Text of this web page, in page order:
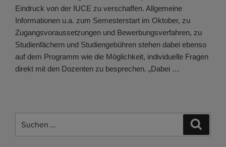
Eindruck von der IUCE zu verschaffen. Allgemeine
Informationen u.a. zum Semesterstart im Oktober, zu
Zugangsvoraussetzungen und Bewerbungsverfahren, zu
Studienfächern und Studiengebühren stehen dabei ebenso
auf dem Programm wie die Möglichkeit, individuelle Fragen
direkt mit den Dozenten zu besprechen. „Dabei …
nach: